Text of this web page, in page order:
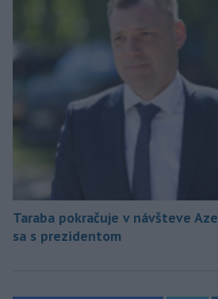
Taraba pokračuje v návšteve
sa s prezidentom